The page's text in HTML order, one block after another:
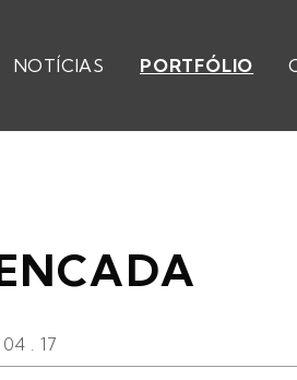
NOTÍCIAS PORTFÓLIO
. 17